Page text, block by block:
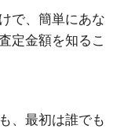
で、簡単にあな
定金額を知るこ
、最初は誰でも